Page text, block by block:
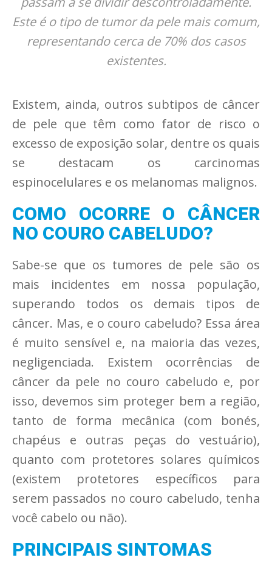
Este é o tipo de tumor da pele mais comum,
representando cerca de 70% dos casos
existentes.
Existem, ainda, outros subtipos de câncer
de pele que têm como fator de risco o
excesso de exposição solar, dentre os quais
se destacam os carcinomas
espinocelulares e os melanomas malignos.
COMO OCORRE O CÂNCER
NO COURO CABELUDO?
Sabe-se que os tumores de pele são os
mais incidentes em nossa população,
superando todos os demais tipos de
câncer. Mas, e o couro cabeludo? Essa área
é muito sensível e, na maioria das vezes,
negligenciada. Existem ocorrências de
câncer da pele no couro cabeludo e, por
isso, devemos sim proteger bem a região,
tanto de forma mecânica (com bonés,
chapéus e outras peças do vestuário),
quanto com protetores solares químicos
(existem protetores específicos para
serem passados no couro cabeludo, tenha
você cabelo ou não).
PRINCIPAIS SINTOMAS